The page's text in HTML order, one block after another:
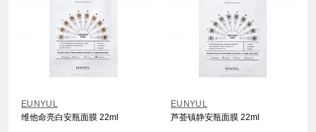
EUNYUL
维他命亮白安瓶面膜 22ml
EUNYUL
芦荟镇静安瓶面膜 22ml